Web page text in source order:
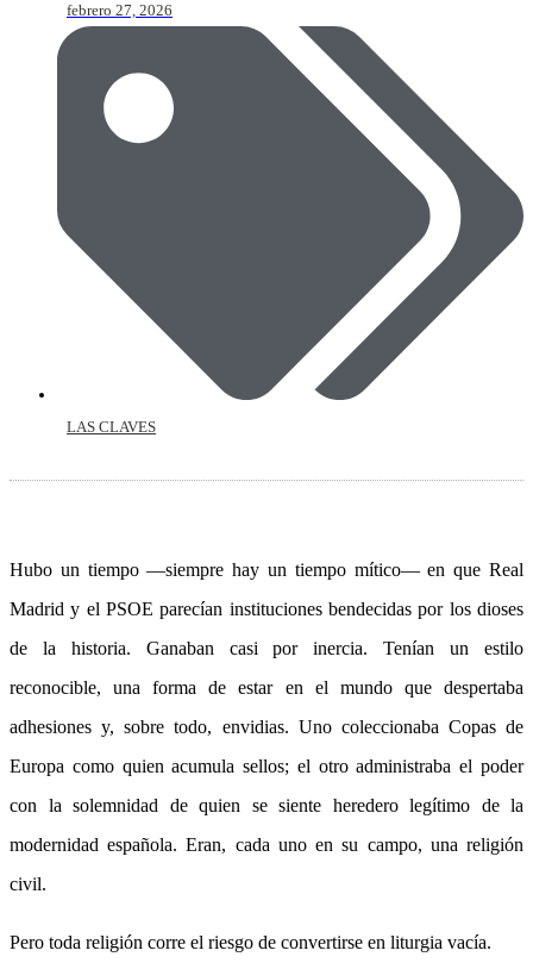
febrero 27, 2026
LAS CLAVES
Hubo un tiempo —siempre hay un tiempo mítico— en que Real
Madrid y el PSOE parecían instituciones bendecidas por los dioses
de la historia. Ganaban casi por inercia. Tenían un estilo
reconocible, una forma de estar en el mundo que despertaba
adhesiones y, sobre todo, envidias. Uno coleccionaba Copas de
Europa como quien acumula sellos; el otro administraba el poder
con la solemnidad de quien se siente heredero legítimo de la
modernidad española. Eran, cada uno en su campo, una religión
civil.
Pero toda religión corre el riesgo de convertirse en liturgia vacía.